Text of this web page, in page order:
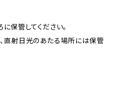
保管してください。
直射日光のあたる場所には保管